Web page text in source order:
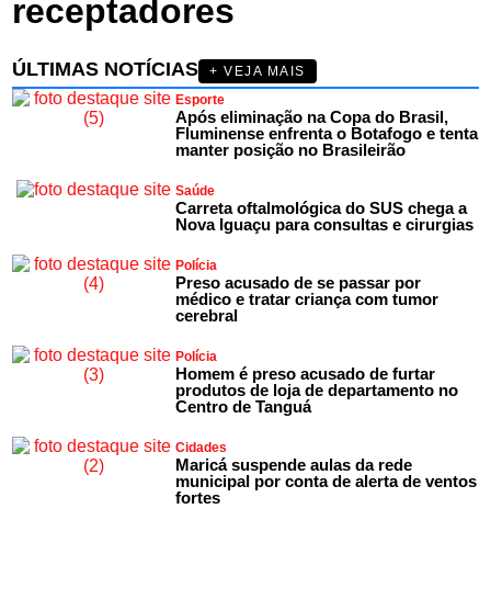
receptadores
ÚLTIMAS NOTÍCIAS
+ VEJA MAIS
Esporte
Após eliminação na Copa do Brasil,
Fluminense enfrenta o Botafogo e tenta
manter posição no Brasileirão
Saúde
Carreta oftalmológica do SUS chega a
Nova Iguaçu para consultas e cirurgias
Polícia
Preso acusado de se passar por
médico e tratar criança com tumor
cerebral
Polícia
Homem é preso acusado de furtar
produtos de loja de departamento no
Centro de Tanguá
Cidades
Maricá suspende aulas da rede
municipal por conta de alerta de ventos
fortes